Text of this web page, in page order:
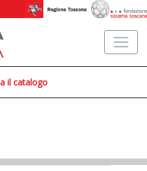
il catalogo